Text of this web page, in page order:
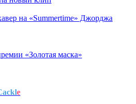
на «Summertime» Джорджа
«Золотая маска»
e